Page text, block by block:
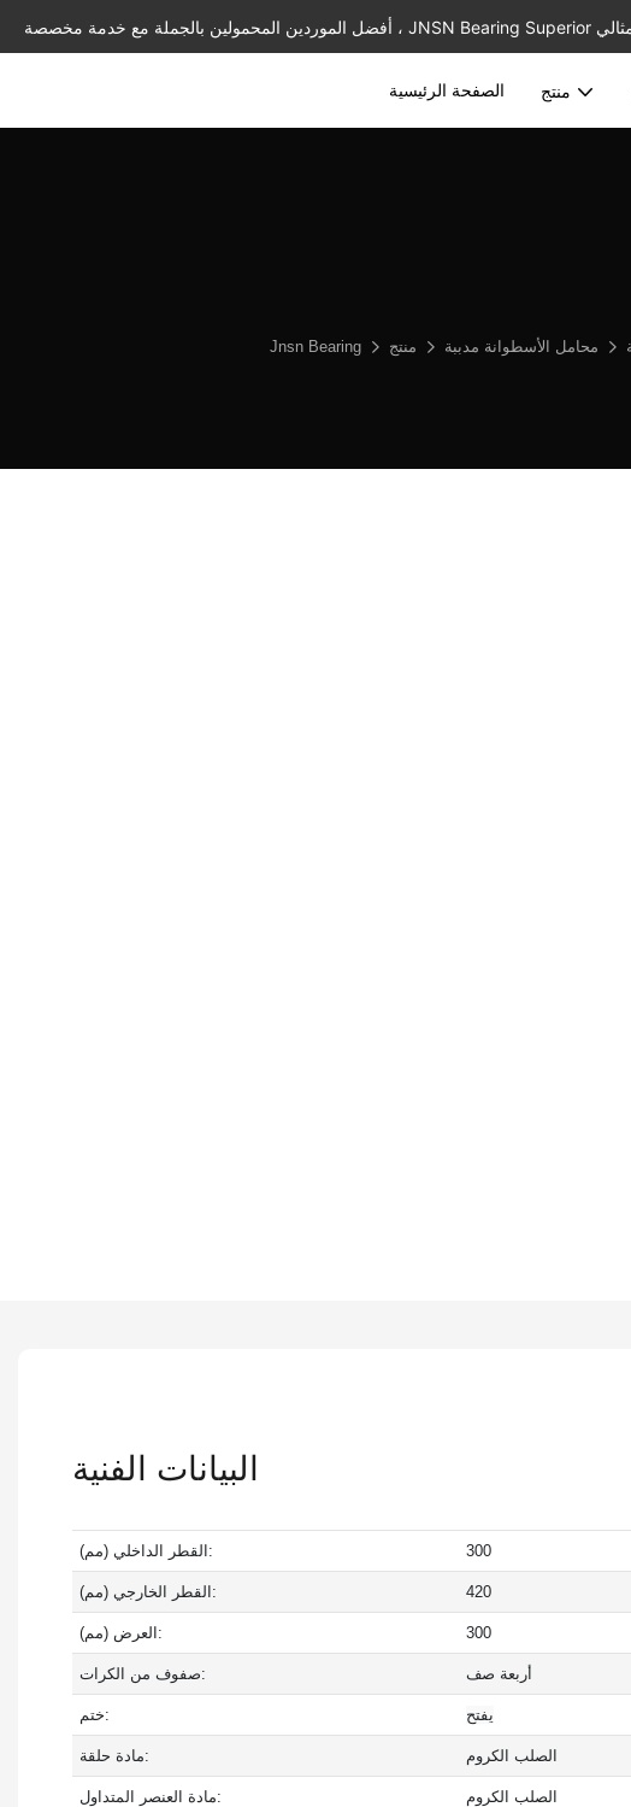
الصفحة الرئيسية منتج
Jnsn Bearing منتج محامل الأسطوانة مدببة
البيانات الفنية
القطر الداخلي (مم): 300
القطر الخارجي (مم): 420
العرض (مم): 300
صفوف من الكرات: أربعة صف
ختم: يفتح
مادة حلقة: الصلب الكروم
مادة العنصر المتداول: الصلب الكروم